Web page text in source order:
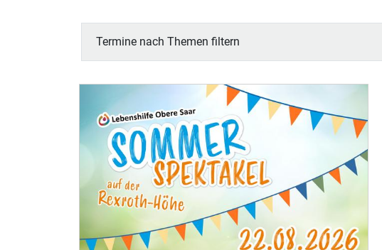
Termine nach Themen filtern